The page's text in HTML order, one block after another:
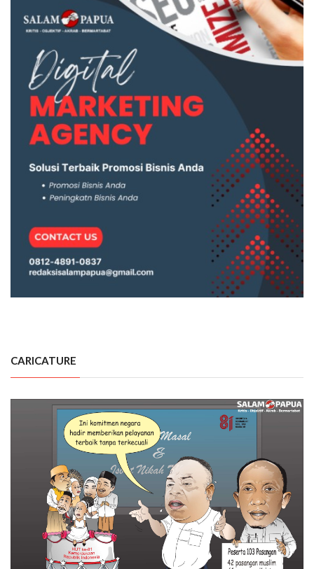
CARICATURE